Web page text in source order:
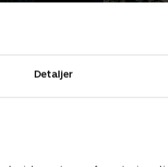
Detaljer
i Sørvad,
Claus